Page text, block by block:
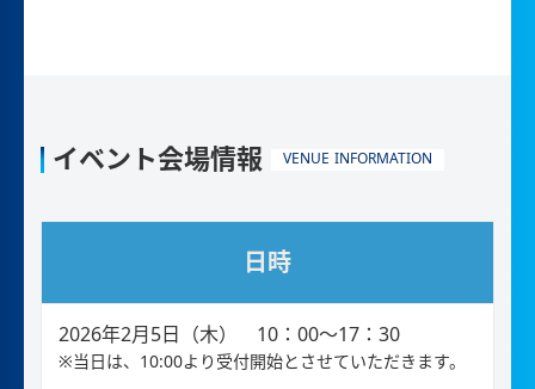
イベント会場情報 VENUE INFORMATION
日時
2026年2月5日（木） 10：00～17：30
※当日は、10:00より受付開始とさせていただきます。